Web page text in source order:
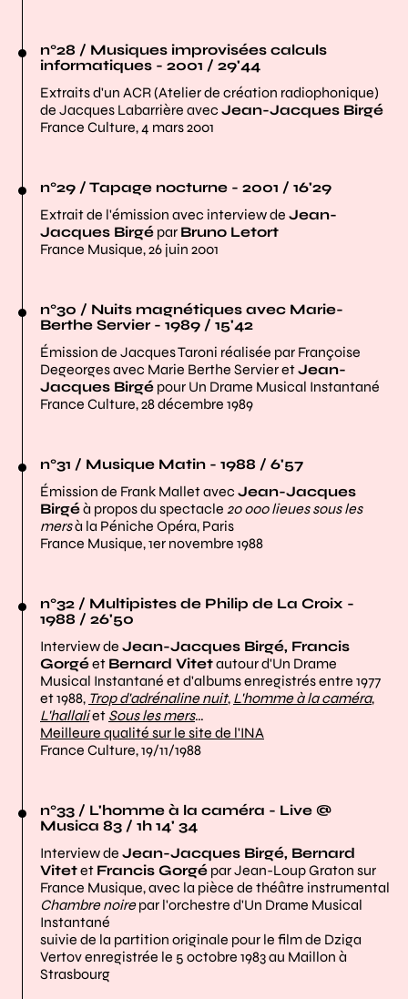
n°28 / Musiques improvisées calculs
informatiques - 2001 / 29'44
Extraits d'un ACR (Atelier de création radiophonique)
de Jacques Labarrière avec Jean-Jacques Birgé
France Culture, 4 mars 2001
n°29 / Tapage nocturne - 2001 / 16'29
Extrait de l'émission avec interview de Jean-
Jacques Birgé par Bruno Letort
France Musique, 26 juin 2001
n°30 / Nuits magnétiques avec Marie-
Berthe Servier - 1989 / 15'42
Émission de Jacques Taroni réalisée par Françoise
Degeorges avec Marie Berthe Servier etJean-
Jacques Birgé pour Un Drame Musical Instantané
France Culture, 28 décembre 1989
n°31 / Musique Matin - 1988 / 6'57
Émission de Frank Mallet avec Jean-Jacques
Birgéà propos du spectacle 20 000 lieues sous les
mersà la Péniche Opéra, Paris
France Musique, 1er novembre 1988
n°32 / Multipistes de Philip de La Croix -
1988 / 26'50
Interview de Jean-Jacques Birgé, Francis
Gorgéet Bernard Vitetautour d'Un Drame
Musical Instantané et d'albums enregistrés entre 1977
et 1988, Trop d'adrénaline nuit, L'homme à la caméra,
L'hallaliet Sous les mers…
Meilleure qualité sur le site de l'INA
France Culture, 19/11/1988
n°33 / L'homme à la caméra - Live @
Musica 83 / 1h 14' 34
Interview de Jean-Jacques Birgé, Bernard
Vitetet Francis Gorgé par Jean-Loup Graton sur
France Musique, avec la pièce de théâtre instrumental
Chambre noirepar l'orchestre d'Un Drame Musical
Instantané
suivie de la partition originale pour le film de Dziga
Vertov enregistrée le 5 octobre 1983 au Maillon à
Strasbourg